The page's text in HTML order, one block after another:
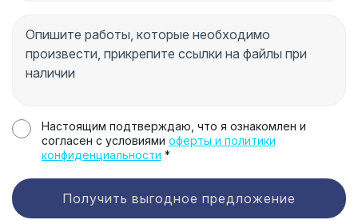
Настоящим подтверждаю, что я ознакомлен и
согласен с условиями оферты и политики
конфиденциальности *
Получить выгодное предложение